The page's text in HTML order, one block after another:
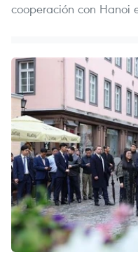
cooperación con Hanoi